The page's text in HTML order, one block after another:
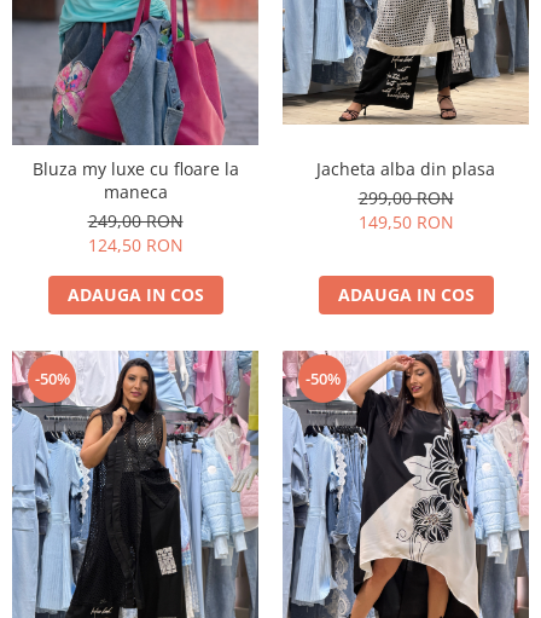
Bluza my luxe cu floare la
maneca
249,00 RON
124,50 RON
ADAUGA IN COS
Jacheta alba din plasa
299,00 RON
149,50 RON
ADAUGA IN COS
-50% -50%